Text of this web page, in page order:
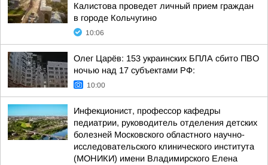
Калистова проведет личный прием граждан
в городе Кольчугино
10:06
Олег Царёв: 153 украинских БПЛА сбито ПВО
ночью над 17 субъектами РФ:
10:00
Инфекционист, профессор кафедры
педиатрии, руководитель отделения детских
болезней Московского областного научно-
исследовательского клинического института
(МОНИКИ) имени Владимирского Елена